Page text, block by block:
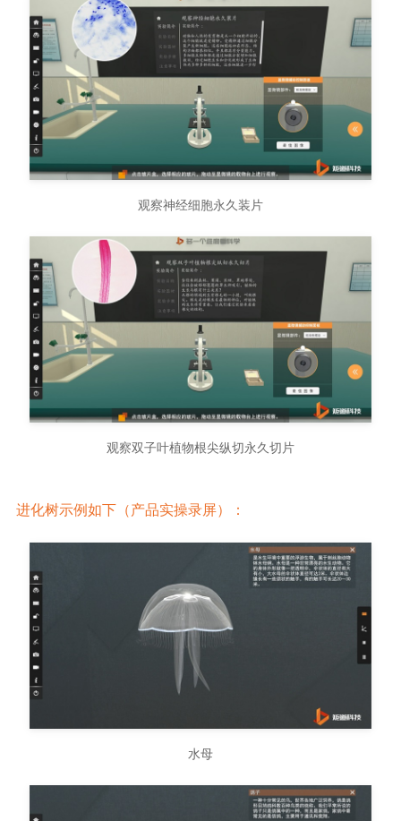
观察神经细胞永久装片
观察双子叶植物根尖纵切永久切片
进化树示例如下（产品实操录屏）：
水母